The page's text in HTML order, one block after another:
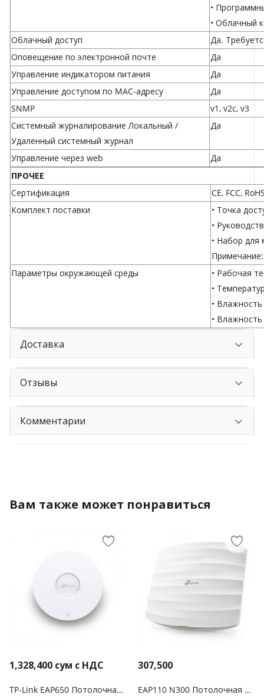
•
• Облачный
Облачный доступ
Да.
Оповещение по электронной почте
Да
Управление индикатором питания
Да
Управление доступом по MAC-адресу
Да
SNMP
v1, v2c, v3
Системный журналирование Локальный /
Удаленный системный журнал
Да
Управление через web
Да
ПРОЧЕЕ
Сертификация
CE, FCC,
Комплект поставки
• Точка
•
• Набор для
Параметры окружающей среды
• Рабочая
•
• Влажность
•
Доставка
Отзывы
Комментарии
Вам также может понравиться
1,328,400 сум с НДС
TP-Link EAP650 Потолочная точка доступа Wi‑Fi AX3000
307,500
EAP110 N300 Потолочная точка доступа Wi‑Fi